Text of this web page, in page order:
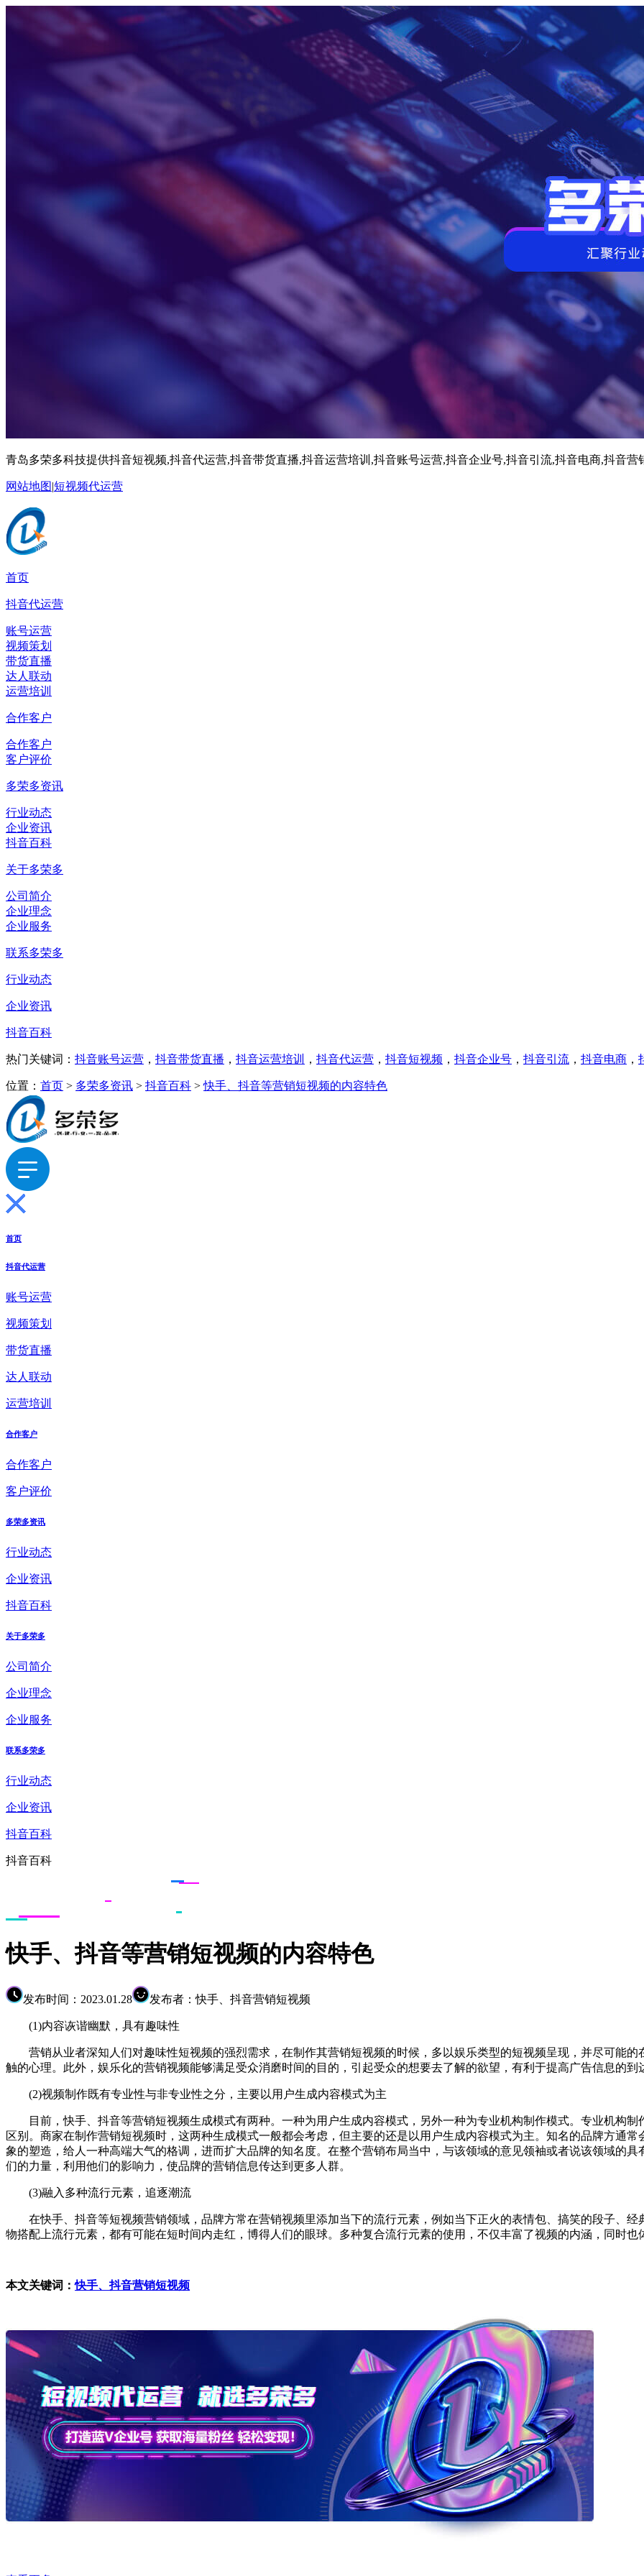
青岛多荣多科技提供抖音短视频,抖音代运营,抖音带货直播,抖音运营培训,抖音账号运营,抖音企业号,抖音引流,抖音电商,抖音营
网站地图|短视频代运营
首页
抖音代运营
账号运营
视频策划
带货直播
达人联动
运营培训
合作客户
合作客户
客户评价
多荣多资讯
行业动态
企业资讯
抖音百科
关于多荣多
公司简介
企业理念
企业服务
联系多荣多
行业动态
企业资讯
抖音百科
热门关键词： 抖音账号运营 ， 抖音带货直播 ， 抖音运营培训 ， 抖音代运营 ， 抖音短视频 ， 抖音企业号 ， 抖音引流 ， 抖音电商 ，
位置： 首页 > 多荣多资讯 > 抖音百科 >快手、抖音等营销短视频的内容特色
首页
抖音代运营
账号运营
视频策划
带货直播
达人联动
运营培训
合作客户
合作客户
客户评价
多荣多资讯
行业动态
企业资讯
抖音百科
关于多荣多
公司简介
企业理念
企业服务
联系多荣多
行业动态
企业资讯
抖音百科
抖音百科
快手、抖音等营销短视频的内容特色
发布时间：2023.01.28 发布者：快手、抖音营销短视频
(1)内容诙谐幽默，具有趣味性
营销从业者深知人们对趣味性短视频的强烈需求，在制作其营销短视频的时候，多以娱乐类型的短视频呈现，并尽可能的
触的心理。此外，娱乐化的营销视频能够满足受众消磨时间的目的，引起受众的想要去了解的欲望，有利于提高广告信息的到
(2)视频制作既有专业性与非专业性之分，主要以用户生成内容模式为主
目前，快手、抖音等营销短视频生成模式有两种。一种为用户生成内容模式，另外一种为专业机构制作模式。专业机构制
区别。商家在制作营销短视频时，这两种生成模式一般都会考虑，但主要的还是以用户生成内容模式为主。知名的品牌方通
象的塑造，给人一种高端大气的格调，进而扩大品牌的知名度。在整个营销布局当中，与该领域的意见领袖或者说该领域的
们的力量，利用他们的影响力，使品牌的营销信息传达到更多人群。
(3)融入多种流行元素，追逐潮流
在快手、抖音等短视频营销领域，品牌方常在营销视频里添加当下的流行元素，例如当下正火的表情包、搞笑的段子、经
物搭配上流行元素，都有可能在短时间内走红，博得人们的眼球。多种复合流行元素的使用，不仅丰富了视频的内涵，同时也
本文关键词：快手、抖音营销短视频